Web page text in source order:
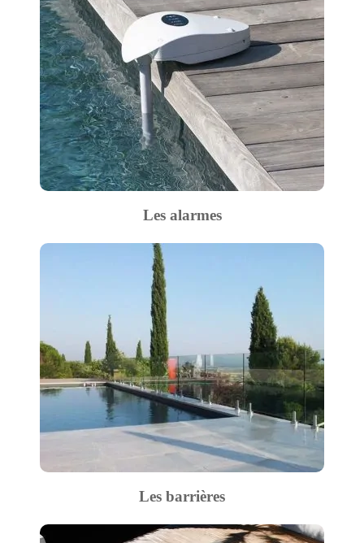
Les alarmes
Les barrières